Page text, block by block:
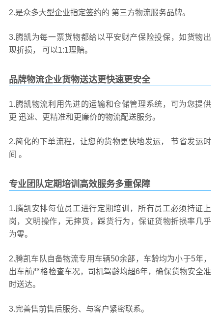
2.是众多大型企业指定签约的 第三方物流服务品牌。
3.腾凯为每一票货物都给以平安财产保险投保，如货物出
现折损， 可以1:1理赔。
品牌物流企业货物送达更快速更安全
1.腾凯物流利用先进的运输和仓储管理系统，可为您提供
更 迅速、更精准和更廉价的物流配送服务。
2.简化的下单流程，让您的货物更快地发运， 节省发运时
间 。
专业团队定期培训高效服务多重保障
1.腾凯安排每位员工进行定期培训，所有员工必须持证上
岗，文明操作，无摔货，踩货行为，保证货物折损率几乎
为零。
2.腾凯车队自备物流专用车辆50余部，车龄均为小于5年，
出车前严格检查车况，司机驾龄均超6年，确保货物安全准
时送达。
3.完善售前售后服务、与客户紧密联系。